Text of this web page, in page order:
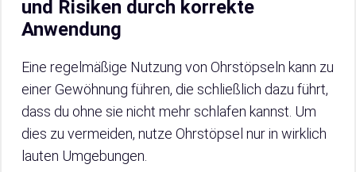
und Risiken durch korrekte
Anwendung
Eine regelmäßige Nutzung von Ohrstöpseln kann zu
einer Gewöhnung führen, die schließlich dazu führt,
dass du ohne sie nicht mehr schlafen kannst. Um
dies zu vermeiden, nutze Ohrstöpsel nur in wirklich
lauten Umgebungen.